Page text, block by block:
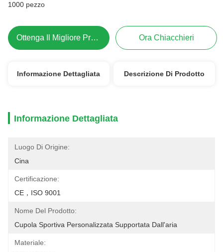
1000 pezzo
Ottenga Il Migliore Prezzo Ora Chiacchieri
Informazione Dettagliata Descrizione Di Prodotto
Informazione Dettagliata
Luogo Di Origine:
Cina
Certificazione:
CE，ISO 9001
Nome Del Prodotto:
Cupola Sportiva Personalizzata Supportata Dall'aria
Materiale: